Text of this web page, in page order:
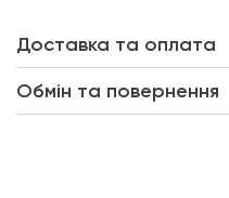
Доставка та оплата
Обмін та повернення